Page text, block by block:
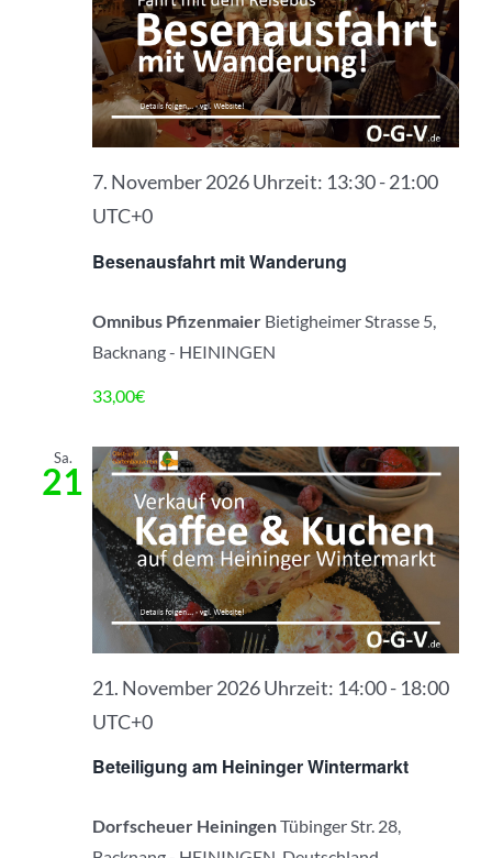
Besenausfahrt mit Wanderung
7. November 2026 Uhrzeit: 13:30-21:00
UTC+0
Omnibus Pfizenmaier Bietigheimer Strasse 5,
Backnang - HEININGEN
33,00€
Sa.
21
Beteiligung am Heininger Wintermarkt
21. November 2026 Uhrzeit: 14:00- 18:00
UTC+0
Dorfscheuer HeiningenTübinger Str. 28,